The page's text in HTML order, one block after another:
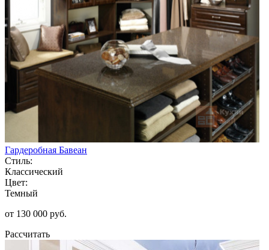
Гардеробная Бавеан
Стиль:
Классический
Цвет:
Темный
от 130 000 руб.
Рассчитать